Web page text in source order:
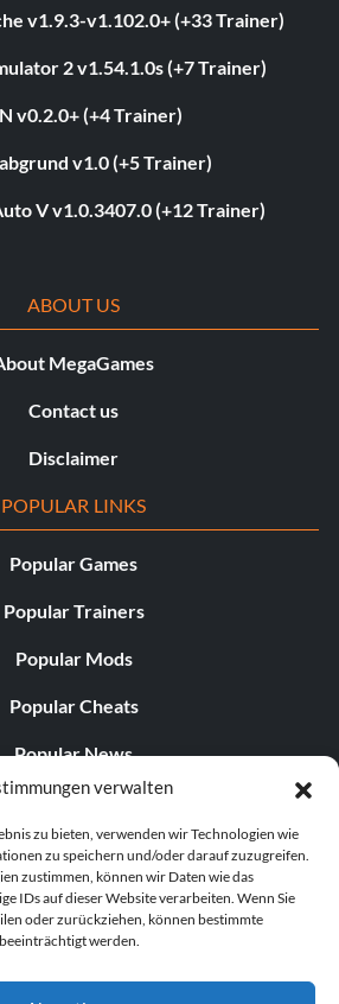
verwalten
zu bieten, verwenden wir Technologien wie
zu speichern und/oder darauf zuzugreifen.
zustimmen, können wir Daten wie das
IDs auf dieser Website verarbeiten. Wenn Sie
oder zurückziehen, können bestimmte
werden.
v1.9.3-v1.102.0+ (+33 Trainer)
2 v1.54.1.0s (+7 Trainer)
v0.2.0+ (+4 Trainer)
v1.0 (+5 Trainer)
V v1.0.3407.0 (+12 Trainer)
ABOUT US
MegaGames
Contact us
Disclaimer
POPULAR LINKS
Popular Games
Popular Trainers
Popular Mods
Popular Cheats
Popular News
Popular Editorials
Free Games
UPDATES